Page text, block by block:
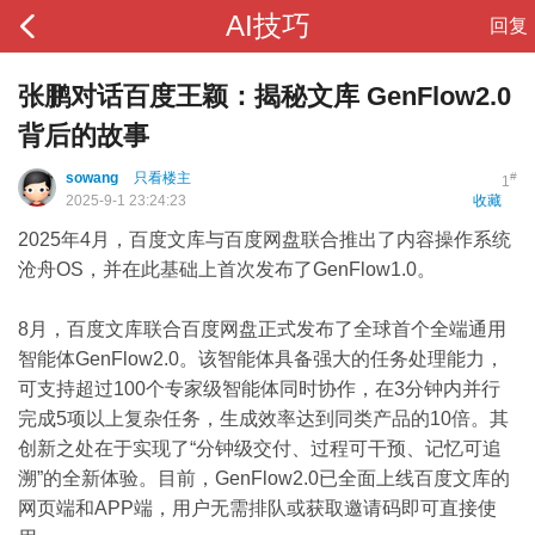
AI技巧 回复
张鹏对话百度王颖：揭秘文库 GenFlow2.0
背后的故事
1#
sowang
只看楼主
收藏
2025-9-1 23:24:23
2025年4月，百度文库与百度网盘联合推出了内容操作系统
沧舟OS，并在此基础上首次发布了GenFlow1.0。
8月，百度文库联合百度网盘正式发布了全球首个全端通用
智能体GenFlow2.0。该智能体具备强大的任务处理能力，
可支持超过100个专家级智能体同时协作，在3分钟内并行
完成5项以上复杂任务，生成效率达到同类产品的10倍。其
创新之处在于实现了“分钟级交付、过程可干预、记忆可追
溯”的全新体验。目前，GenFlow2.0已全面上线百度文库的
网页端和APP端，用户无需排队或获取邀请码即可直接使